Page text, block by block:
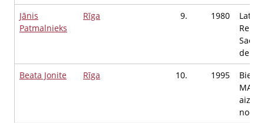
Jānis
Patmalnieks
Rīga 9. 1980
Beata Jonite
Rīga 10. 1995